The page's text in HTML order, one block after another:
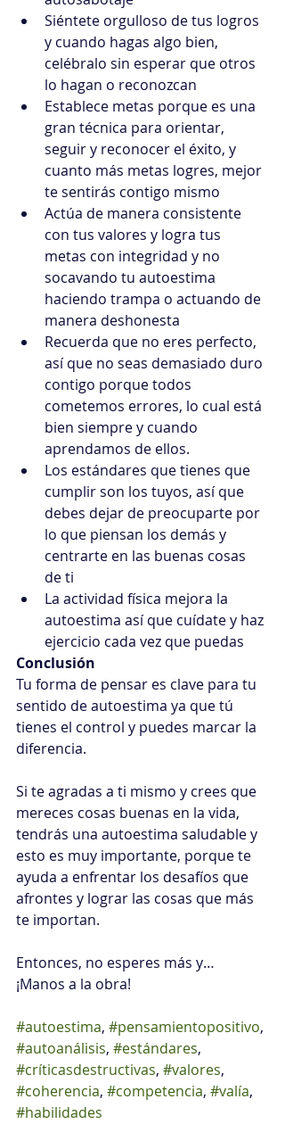
Siéntete orgulloso de tus logros
y cuando hagas algo bien,
celébralo sin esperar que otros
lo hagan o reconozcan
Establece metas porque es una
gran técnica para orientar,
seguir y reconocer el éxito, y
cuanto más metas logres, mejor
te sentirás contigo mismo
Actúa de manera consistente
con tus valores y logra tus
metas con integridad y no
socavando tu autoestima
haciendo trampa o actuando de
manera deshonesta
Recuerda que no eres perfecto,
así que no seas demasiado duro
contigo porque todos
cometemos errores, lo cual está
bien siempre y cuando
aprendamos de ellos.
Los estándares que tienes que
cumplir son los tuyos, así que
debes dejar de preocuparte por
lo que piensan los demás y
centrarte en las buenas cosas
de ti
La actividad física mejora la
autoestima así que cuídate y haz
ejercicio cada vez que puedas
Conclusión
Tu forma de pensar es clave para tu
sentido de autoestima ya que tú
tienes el control y puedes marcar la
diferencia.
Si te agradas a ti mismo y crees que
mereces cosas buenas en la vida,
tendrás una autoestima saludable y
esto es muy importante, porque te
ayuda a enfrentar los desafíos que
afrontes y lograr las cosas que más
te importan.
Entonces, no esperes más y…
¡Manos a la obra!
#autoestima, #pensamientopositivo,
#autoanálisis, #estándares,
#críticasdestructivas, #valores,
#coherencia, #competencia, #valía,
#habilidades